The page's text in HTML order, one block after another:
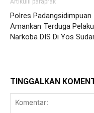
Artikulli paraprak
Polres Padangsidimpuan
Amankan Terduga Pelaku
Narkoba DIS Di Yos
TINGGALKAN